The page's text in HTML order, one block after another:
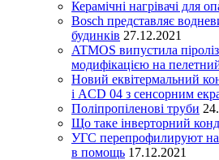
Керамічні нагрівачі для
Bosch представляє
будинків 27.12.2021
ATMOS випустила
модифікацією на
Новий еквітермальний
і ACD 04 з сенсорним
Поліпропіленові труби
Що таке інверторний
УГС перепрофилируют на
в помощь 17.12.2021